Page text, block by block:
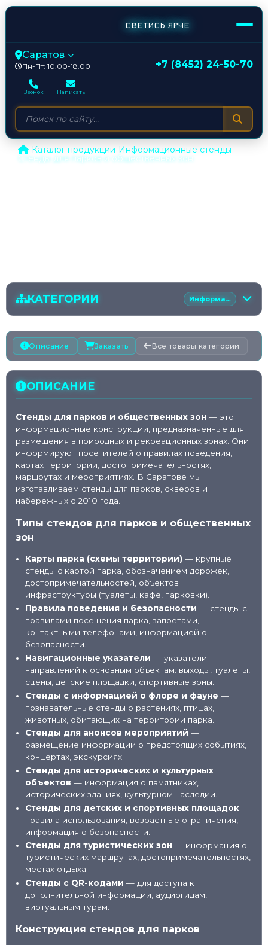
СВЕТИСЬ ЯРЧЕ
Саратов
Пн-Пт: 10.00-18.00 +7 (8452) 24-50-70
Звонок Написать
Каталог продукции Информационные стенды
Стенды для парков и общественных зон
КАТЕГОРИИ Информационные стенды
Таблички и навигация
Информационные стенды
Баннеры/растяжки
🅿️Штендеры и мобильная реклама
Фотозоны и прессволы
🎪
📦Световые конструкции
Описание Заказать Все товары категории
ОПИСАНИЕ
Стенды для парков и общественных зон — это
информационные конструкции, предназначенные для
размещения в природных и рекреационных зонах. Они
информируют посетителей о правилах поведения,
картах территории, достопримечательностях,
маршрутах и мероприятиях. В Саратове мы
изготавливаем стенды для парков, скверов и
набережных с 2010 года.
Типы стендов для парков и общественных
зон
Карты парка (схемы территории) — крупные
стенды с картой парка, обозначением дорожек,
достопримечательностей, объектов
инфраструктуры (туалеты, кафе, парковки).
Правила поведения и безопасности — стенды с
правилами посещения парка, запретами,
контактными телефонами, информацией о
безопасности.
Навигационные указатели — указатели
направлений к основным объектам: выходы, туалеты,
сцены, детские площадки, спортивные зоны.
Стенды с информацией о флоре и фауне —
познавательные стенды о растениях, птицах,
животных, обитающих на территории парка.
Стенды для анонсов мероприятий —
размещение информации о предстоящих событиях,
концертах, экскурсиях.
Стенды для исторических и культурных
объектов — информация о памятниках,
исторических зданиях, культурном наследии.
Стенды для детских и спортивных площадок —
правила использования, возрастные ограничения,
информация о безопасности.
Стенды для туристических зон — информация о
туристических маршрутах, достопримечательностях,
местах отдыха.
Стенды с QR-кодами — для доступа к
дополнительной информации, аудиогидам,
виртуальным турам.
Конструкция стендов для парков